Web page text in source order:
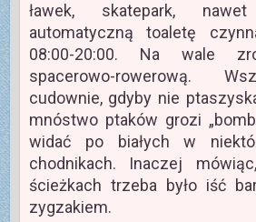
ławek, skatepark, nawet
automatyczną toaletę
08:00-20:00. Na wale
spacerowo-rowerową.
cudownie, gdyby nie
mnóstwo ptaków grozi
widać po białych w
chodnikach. Inaczej
ścieżkach trzeba było iść
zygzakiem.